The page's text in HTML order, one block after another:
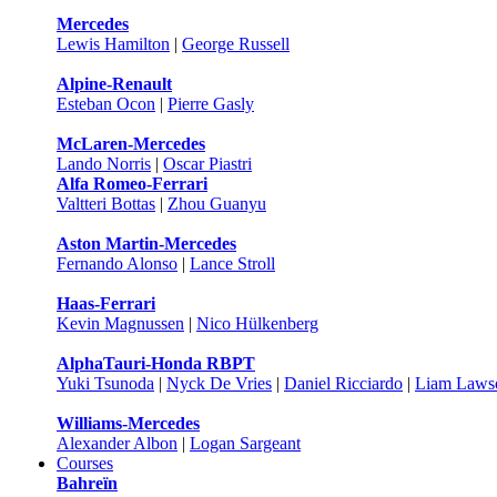
Mercedes
Lewis Hamilton | George Russell
Alpine-Renault
Esteban Ocon | Pierre Gasly
McLaren-Mercedes
Lando Norris | Oscar Piastri
Alfa Romeo-Ferrari
Valtteri Bottas | Zhou Guanyu
Aston Martin-Mercedes
Fernando Alonso | Lance Stroll
Haas-Ferrari
Kevin Magnussen | Nico Hülkenberg
AlphaTauri-Honda RBPT
Yuki Tsunoda | Nyck De Vries | Daniel Ricciardo | Liam
Williams-Mercedes
Alexander Albon | Logan Sargeant
Courses
Bahreïn